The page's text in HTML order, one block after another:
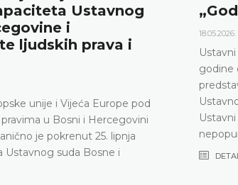
Ustavnog
i
ljudskih prava i
unije i Vijeća Europe pod
u Bosni i Hercegovini
je pokrenut 25. lipnja
Ustavnog suda Bosne i
18.05.2026.
godine